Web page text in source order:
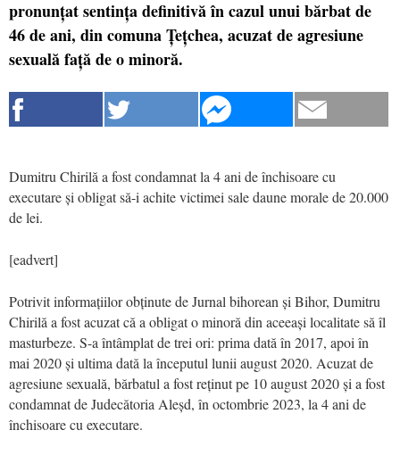
pronunțat sentința definitivă în cazul unui bărbat de
46 de ani, din comuna Țețchea, acuzat de agresiune
sexuală față de o minoră.
Dumitru Chirilă a fost condamnat la 4 ani de închisoare cu
executare și obligat să-i achite victimei sale daune morale de 20.000
de lei.
[eadvert]
Potrivit informațiilor obținute de Jurnal bihorean și Bihor, Dumitru
Chirilă a fost acuzat că a obligat o minoră din aceeași localitate să îl
masturbeze. S-a întâmplat de trei ori: prima dată în 2017, apoi în
mai 2020 și ultima dată la începutul lunii august 2020. Acuzat de
agresiune sexuală, bărbatul a fost reținut pe 10 august 2020 și a fost
condamnat de Judecătoria Aleșd, în octombrie 2023, la 4 ani de
închisoare cu executare.